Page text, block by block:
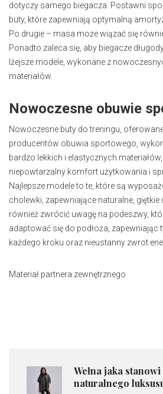
dotyczy samego biegacza. Postawni
buty, które zapewniają optymalną
Po drugie – masa może wiązać się
Ponadto zaleca się, aby biegacze
lżejsze modele, wykonane z
materiałów.
Nowoczesne obuwie
Nowoczesne buty do treningu,
producentów obuwia sportowego,
bardzo lekkich i elastycznych
niepowtarzalny komfort użytkowania i
Najlepsze modele to te, które są
cholewki, zapewniające naturalne,
również zwrócić uwagę na podeszwy,
adaptować się do podłoża,
każdego kroku oraz nieustanny zwrot
Materiał partnera zewnętrznego
Wełna jaka
naturalnego